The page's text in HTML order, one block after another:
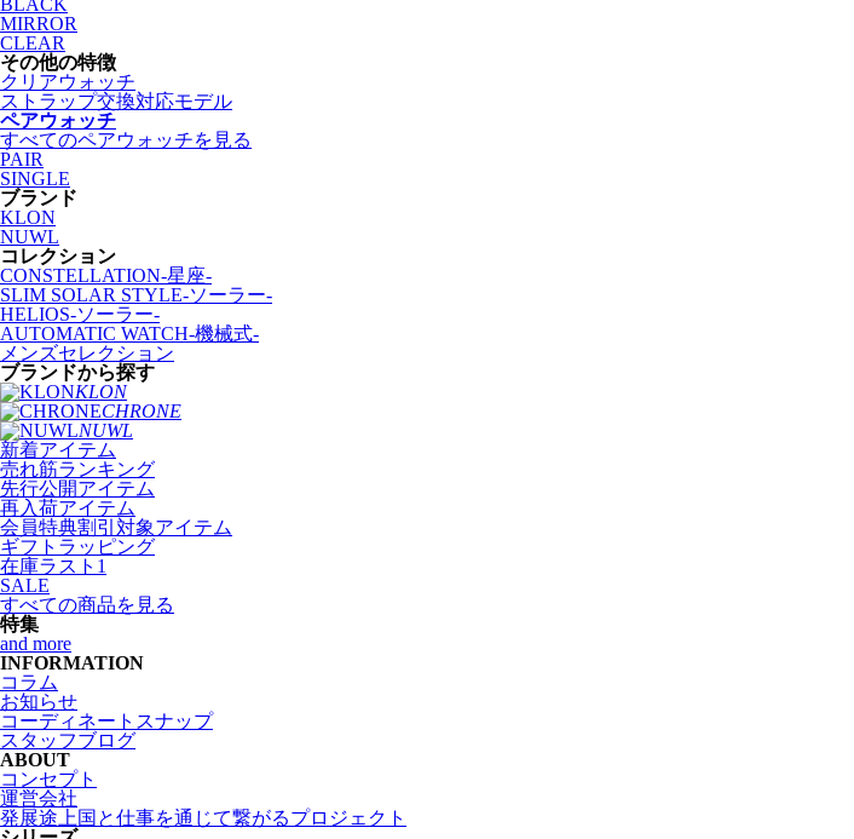
MIRROR
CLEAR
その他の特徴
クリアウォッチ
ストラップ交換対応モデル
ペアウォッチ
すべてのペアウォッチを見る
PAIR
SINGLE
ブランド
KLON
NUWL
コレクション
CONSTELLATION-星座-
SLIM SOLAR STYLE-ソーラー-
HELIOS-ソーラー-
AUTOMATIC WATCH-機械式-
メンズセレクション
ブランドから探す
KLON
CHRONE
NUWL
新着アイテム
売れ筋ランキング
先行公開アイテム
再入荷アイテム
会員特典割引対象アイテム
ギフトラッピング
在庫ラスト1
SALE
すべての商品を見る
特集
and more
INFORMATION
コラム
お知らせ
コーディネートスナップ
スタッフブログ
ABOUT
コンセプト
運営会社
発展途上国と仕事を通じて繋がるプロジェクト